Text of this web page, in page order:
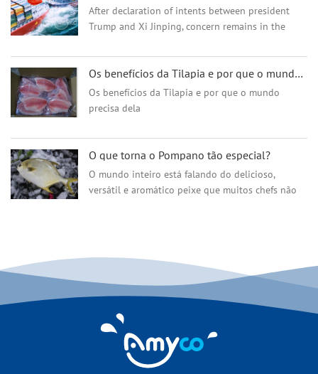
After declaration of intents between president
Trump and Xi Jinping, concern remains in the
Os benefícios da Tilapia e por que o mundo precisa dela
Os benefícios da Tilapia e por que o mundo
precisa dela
O que torna o Pompano tão especial?
O mundo inteiro está falando do delicioso,
versátil e aromático peixe que muitos chefs não
é o sabor do #Pompano #Fish? Temos algumas
informações valiosas para você neste artigo,
continue lendo!